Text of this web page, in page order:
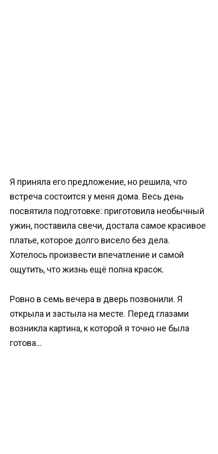
Я приняла его предложение, но решила, что
встреча состоится у меня дома. Весь день
посвятила подготовке: приготовила необычный
ужин, поставила свечи, достала самое красивое
платье, которое долго висело без дела.
Хотелось произвести впечатление и самой
ощутить, что жизнь ещё полна красок.
Ровно в семь вечера в дверь позвонили. Я
открыла и застыла на месте. Перед глазами
возникла картина, к которой я точно не была
готова…